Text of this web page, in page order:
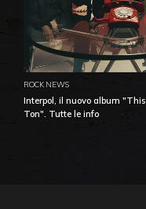
ROCK NEWS
Interpol, il nuovo album
Ton". Tutte le info